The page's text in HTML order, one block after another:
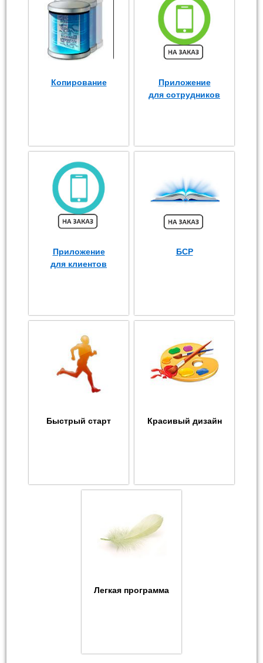
Копирование
Приложение
для сотрудников
Приложение
для клиентов
БСР
Быстрый старт Красивый дизайн
Легкая программа